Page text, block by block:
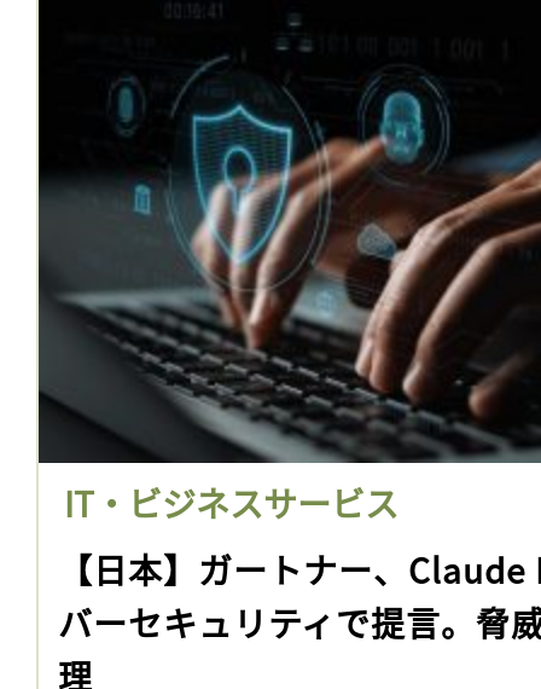
IT・ビジネスサービス
【日本】ガートナー、
バーセキュリティで提言。脅
理